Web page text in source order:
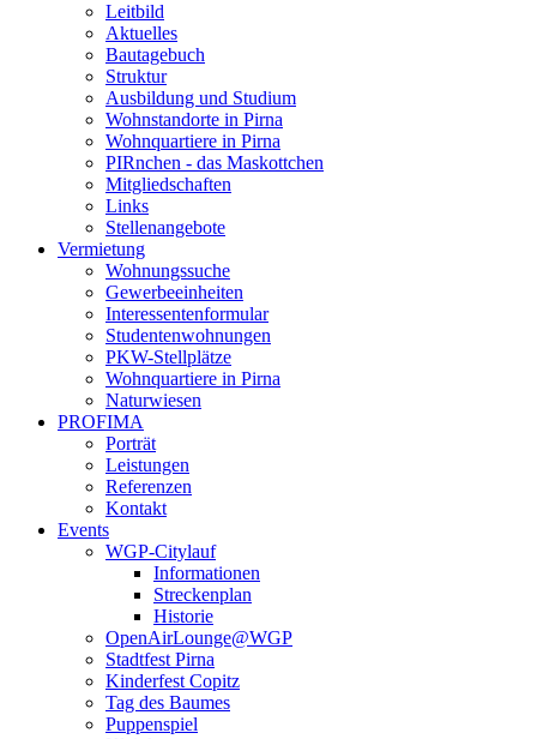
Leitbild
Aktuelles
Bautagebuch
Struktur
Ausbildung und Studium
Wohnstandorte in Pirna
Wohnquartiere in Pirna
PIRnchen - das Maskottchen
Mitgliedschaften
Links
Stellenangebote
Vermietung
Wohnungssuche
Gewerbeeinheiten
Interessentenformular
Studentenwohnungen
PKW-Stellplätze
Wohnquartiere in Pirna
Naturwiesen
PROFIMA
Porträt
Leistungen
Referenzen
Kontakt
Events
WGP-Citylauf
Informationen
Streckenplan
Historie
OpenAirLounge@WGP
Stadtfest Pirna
Kinderfest Copitz
Tag des Baumes
Puppenspiel